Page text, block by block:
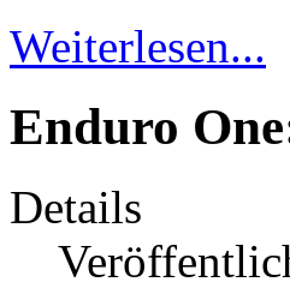
Weiterlesen...
Enduro
Details